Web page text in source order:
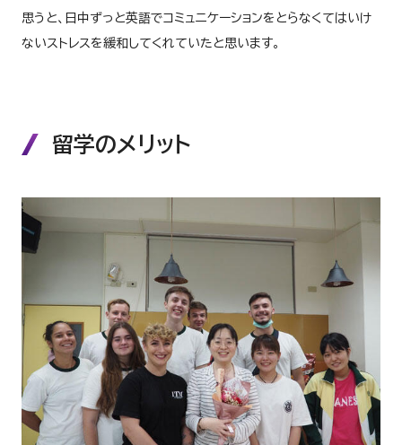
思うと、日中ずっと英語でコミュニケーションをとらなくてはいけ
ないストレスを緩和してくれていたと思います。
留学のメリット